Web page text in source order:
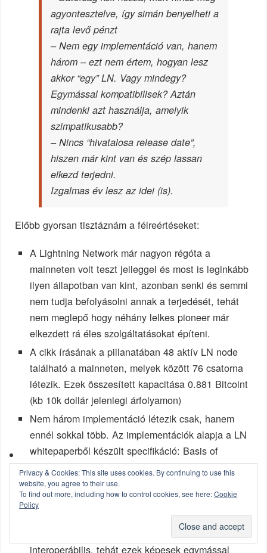
agyontesztelve, így simán benyelheti a
rajta levő pénzt
– Nem egy implementáció van, hanem
három – ezt nem értem, hogyan lesz
akkor “egy” LN. Vagy mindegy?
Egymással kompatibilisek? Aztán
mindenki azt használja, amelyik
szimpatikusabb?
– Nincs “hivatalosa release date”,
hiszen már kint van és szép lassan
elkezd terjedni.
Izgalmas év lesz az idei (is).
Előbb gyorsan tisztáznám a félreértéseket:
A Lightning Network már nagyon régóta a
mainneten volt teszt jelleggel és most is leginkább
ilyen állapotban van kint, azonban senki és semmi
nem tudja befolyásolni annak a terjedését, tehát
nem meglepő hogy néhány lelkes pioneer már
elkezdett rá éles szolgáltatásokat építeni.
A cikk írásának a pillanatában 48 aktív LN node
található a mainneten, melyek között 76 csatorna
létezik. Ezek összesített kapacitása 0.881 Bitcoint
(kb 10k dollár jelenlegi árfolyamon)
Nem három implementáció létezik csak, hanem
ennél sokkal több. Az implementációk alapja a LN
whitepaperből készült specifikáció: Basis of
Lightning Network (BOLT), mely egy 11 fejezetes
részletes specifikáció, hogy miként kell LN
implementációt készíteni.
A három leginkább elterjedt implementáció (lnd, c-
lightning és a eclair) teljes mértékben
interoperábilis, tehát ezek képesek egymással
Privacy & Cookies: This site uses cookies. By continuing to use this
website, you agree to their use.
To find out more, including how to control cookies, see here:Cookie
Policy